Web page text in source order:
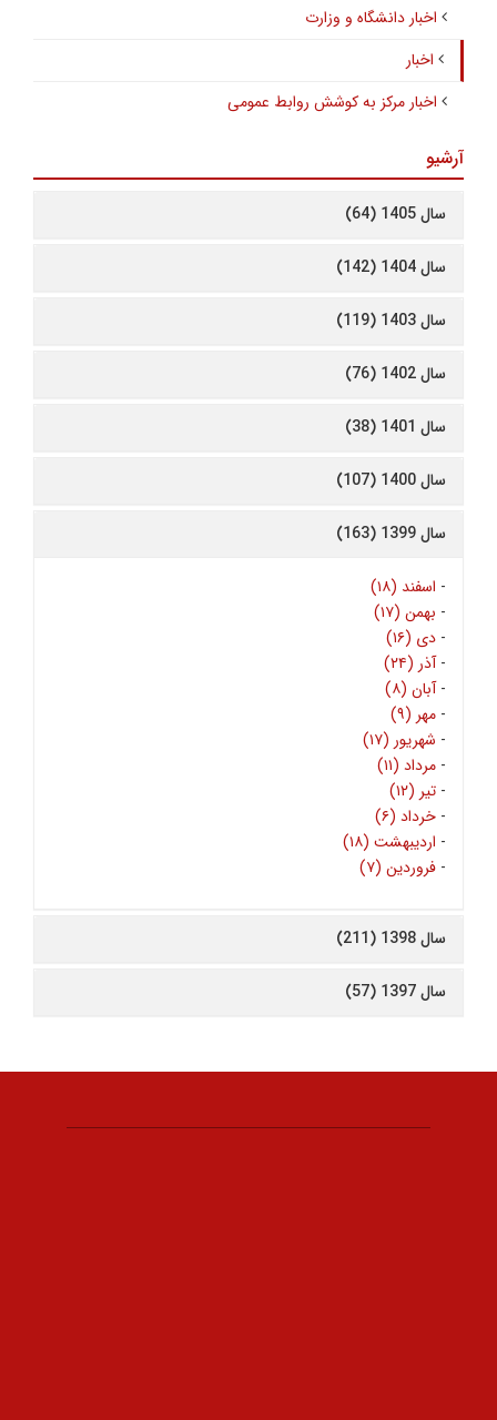
اخبار دانشگاه و وزارت
اخبار
اخبار مرکز به کوشش روابط عمومی
آرشیو
سال 1405 (64)
سال 1404 (142)
سال 1403 (119)
سال 1402 (76)
سال 1401 (38)
سال 1400 (107)
سال 1399 (163)
- اسفند (۱۸)
- بهمن (۱۷)
- دی (۱۶)
-آذر (۲۴)
-آبان (۸)
- مهر (۹)
- شهریور (۱۷)
- مرداد (۱۱)
- تیر (۱۲)
- خرداد (۶)
- اردیبهشت (۱۸)
- فروردین (۷)
سال 1398 (211)
سال 1397 (57)